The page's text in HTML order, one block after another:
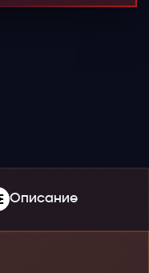
Описание